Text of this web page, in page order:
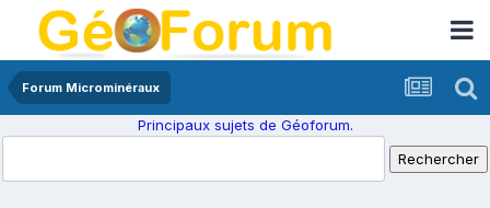
Forum Microminéraux
Principaux sujets de Géoforum.